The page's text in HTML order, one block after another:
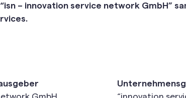
– innovation service network GmbH”